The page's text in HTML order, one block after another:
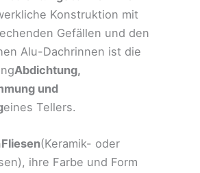
Konstruktion mit
Gefällen und den
Alu-Dachrinnen ist die
Abdichtung,
und
eines Tellers.
Fliesen(Keramik- oder
ihre Farbe und Form